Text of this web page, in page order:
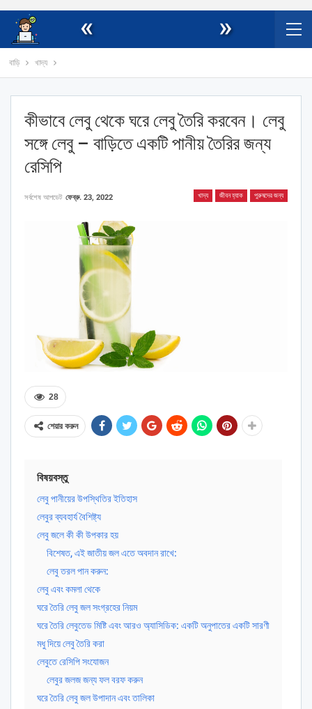
« »
বাড়ি খাদ্য
কীভাবে লেবু থেকে ঘরে লেবু তৈরি করবেন। লেবু
সঙ্গে লেবু – বাড়িতে একটি পানীয় তৈরির জন্য
রেসিপি
খাদ্য জীবন হ্যাক পুরুষদের জন্য
সর্বশেষ আপডেট ফেব্রু. 23, 2022
28
শেয়ার করুন
বিষয়বস্তু
লেবু পানীয়ের উপস্থিতির ইতিহাস
লেবুর ব্যবহার্য বৈশিষ্ট্য
লেবু জলে কী কী উপকার হয়
বিশেষত, এই জাতীয় জল এতে অবদান রাখে:
লেবু তরল পান করুন:
লেবু এবং কমলা থেকে
ঘরে তৈরি লেবু জল সংগ্রহের নিয়ম
ঘরে তৈরি লেবুতেড মিষ্টি এবং আরও অ্যাসিডিক: একটি অনুপাতের একটি সারণী
মধু দিয়ে লেবু তৈরি করা
লেবুতে রেসিপি সংযোজন
লেবুর জলজ জন্য ফল বরফ করুন
ঘরে তৈরি লেবু জল উপাদান এবং তালিকা